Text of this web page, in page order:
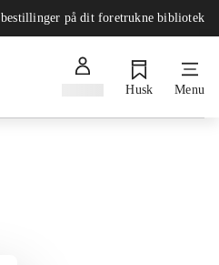
på dit foretrukne bibliotek
Husk Menu